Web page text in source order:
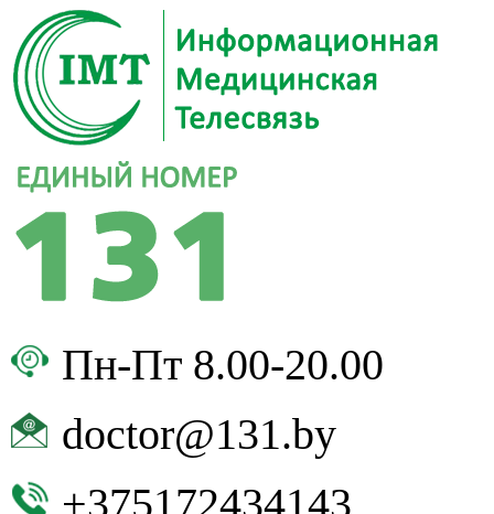
Пн-Пт 8.00-20.00
doctor@131.by
+375172434143